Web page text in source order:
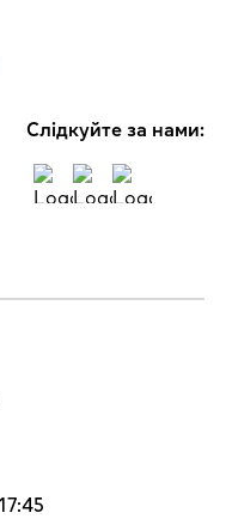
Cлідкуйте за нами: